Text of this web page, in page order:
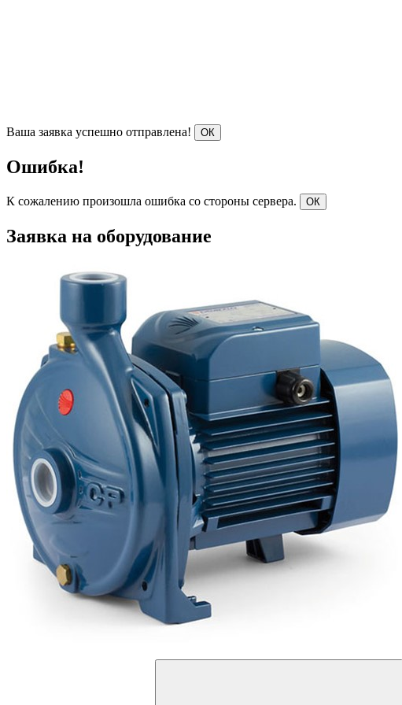
Ваша заявка успешно отправлена! ОК
Ошибка!
К сожалению произошла ошибка со стороны сервера. ОК
Заявка на оборудование